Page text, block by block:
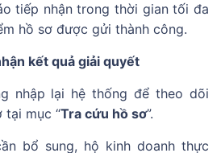
tiếp nhận trong thời gian tối đa
hồ sơ được gửi thành công.
kết quả giải quyết
nhập lại hệ thống để theo dõi
tại mục “Tra cứu hồ sơ”.
bổ sung, hộ kinh doanh thực